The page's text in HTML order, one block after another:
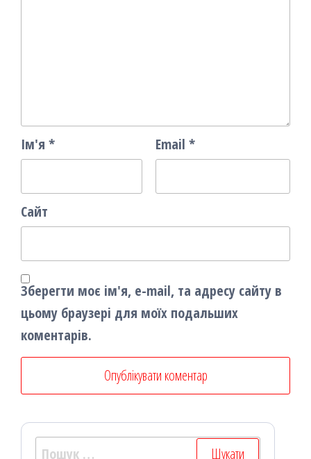
Ім'я * Email *
Сайт
Зберегти моє ім'я, e-mail, та адресу сайту в
цьому браузері для моїх подальших
коментарів.
Пошук: